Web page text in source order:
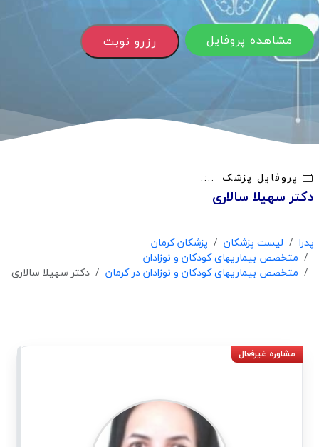
رزرو نوبت مشاهده پروفایل
پروفایل پزشک
دکتر سهیلا سالاری
پدرا لیست پزشکان
پزشکان کرمان
متخصص بیماریهای کودکان و نوزادان
متخصص بیماریهای کودکان و نوزادان در کرمان
دکتر سهیلا سالاری